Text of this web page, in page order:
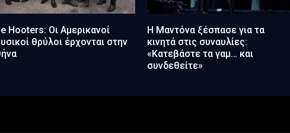
Hooters: Οι Αμερικανοί
θρύλοι έρχονται στην
Η Μαντόνα ξέσπασε για τα
κινητά στις συναυλίες:
«Κατεβάστε τα γαμ… και
συνδεθείτε»